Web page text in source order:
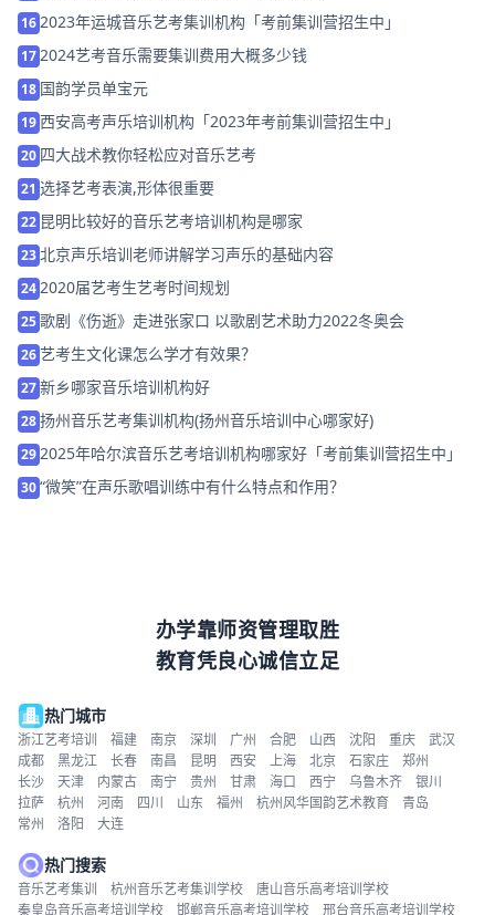
16 2023年运城音乐艺考集训机构「考前集训营招生中」
17 2024艺考音乐需要集训费用大概多少钱
18 国韵学员单宝元
19西安高考声乐培训机构「2023年考前集训营招生中」
20 四大战术教你轻松应对音乐艺考
21 选择艺考表演,形体很重要
22 昆明比较好的音乐艺考培训机构是哪家
23 北京声乐培训老师讲解学习声乐的基础内容
24 2020届艺考生艺考时间规划
25歌剧《伤逝》走进张家口 以歌剧艺术助力2022冬奥会
26艺考生文化课怎么学才有效果？
27新乡哪家音乐培训机构好
28扬州音乐艺考集训机构(扬州音乐培训中心哪家好)
29 2025年哈尔滨音乐艺考培训机构哪家好「考前集训营招生中」
30“微笑”在声乐歌唱训练中有什么特点和作用？
办学靠师资管理取胜
教育凭良心诚信立足
热门城市
浙江艺考培训 福建 南京 深圳 广州 合肥 山西 沈阳 重庆
武汉
成都
黑龙江 长春 南昌 昆明 西安 上海 北京 石家庄
郑州
长沙
天津 内蒙古 南宁 贵州 甘肃 海口 西宁 乌鲁木齐
银川
拉萨
杭州 河南 四川 山东 福州 杭州风华国韵艺术教育
青岛
常州
洛阳 大连
热门搜索
音乐艺考集训 杭州音乐艺考集训学校
唐山音乐高考培训学校
秦皇岛音乐高考培训学校
邯郸音乐高考培训学校
邢台音乐高考培训学校